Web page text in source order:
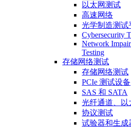
以太网测试
高速网络
光学制造测试
Cybersecurity
Network
Testing
存储网络测试
存储网络测试
PCIe 测试设备
SAS 和 SATA
光纤通道、以
协议测试
试验器和生成